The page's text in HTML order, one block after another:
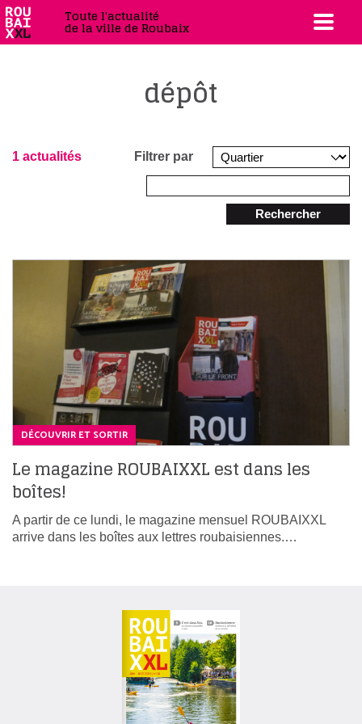
Toute l'actualité
de la ville de Roubaix
dépôt
1 actualités Filtrer par
Rechercher
DÉCOUVRIR ET SORTIR
Le magazine ROUBAIXXL est dans les
boîtes!
A partir de ce lundi, le magazine mensuel ROUBAIXXL
arrive dans les boîtes aux lettres roubaisiennes.…